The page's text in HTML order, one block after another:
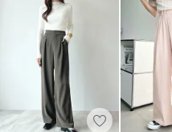
品番
( mt03465-